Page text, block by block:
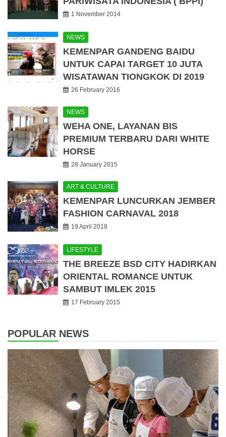
1 November 2014
NEWS
KEMENPAR GANDENG BAIDU
UNTUK CAPAI TARGET 10 JUTA
WISATAWAN TIONGKOK DI 2019
26 February 2016
NEWS
WEHA ONE, LAYANAN BIS
PREMIUM TERBARU DARI WHITE
HORSE
28 January 2015
ART & CULTURE
KEMENPAR LUNCURKAN JEMBER
FASHION CARNAVAL 2018
19 April 2018
LIFESTYLE
THE BREEZE BSD CITY HADIRKAN
ORIENTAL ROMANCE UNTUK
SAMBUT IMLEK 2015
17 February 2015
POPULAR NEWS